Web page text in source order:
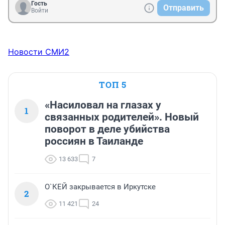
Гость
Войти
Отправить
Новости СМИ2
ТОП 5
1
«Насиловал на глазах у
связанных родителей». Новый
поворот в деле убийства
россиян в Таиланде
13 633 7
2
О`КЕЙ закрывается в Иркутске
11 421 24